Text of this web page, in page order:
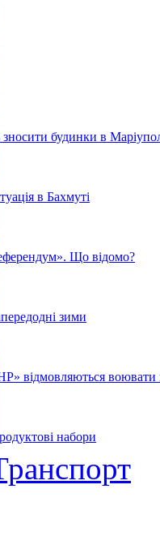
будинки в
в Бахмуті
Що відомо?
зими
відмовляються воювати
набори